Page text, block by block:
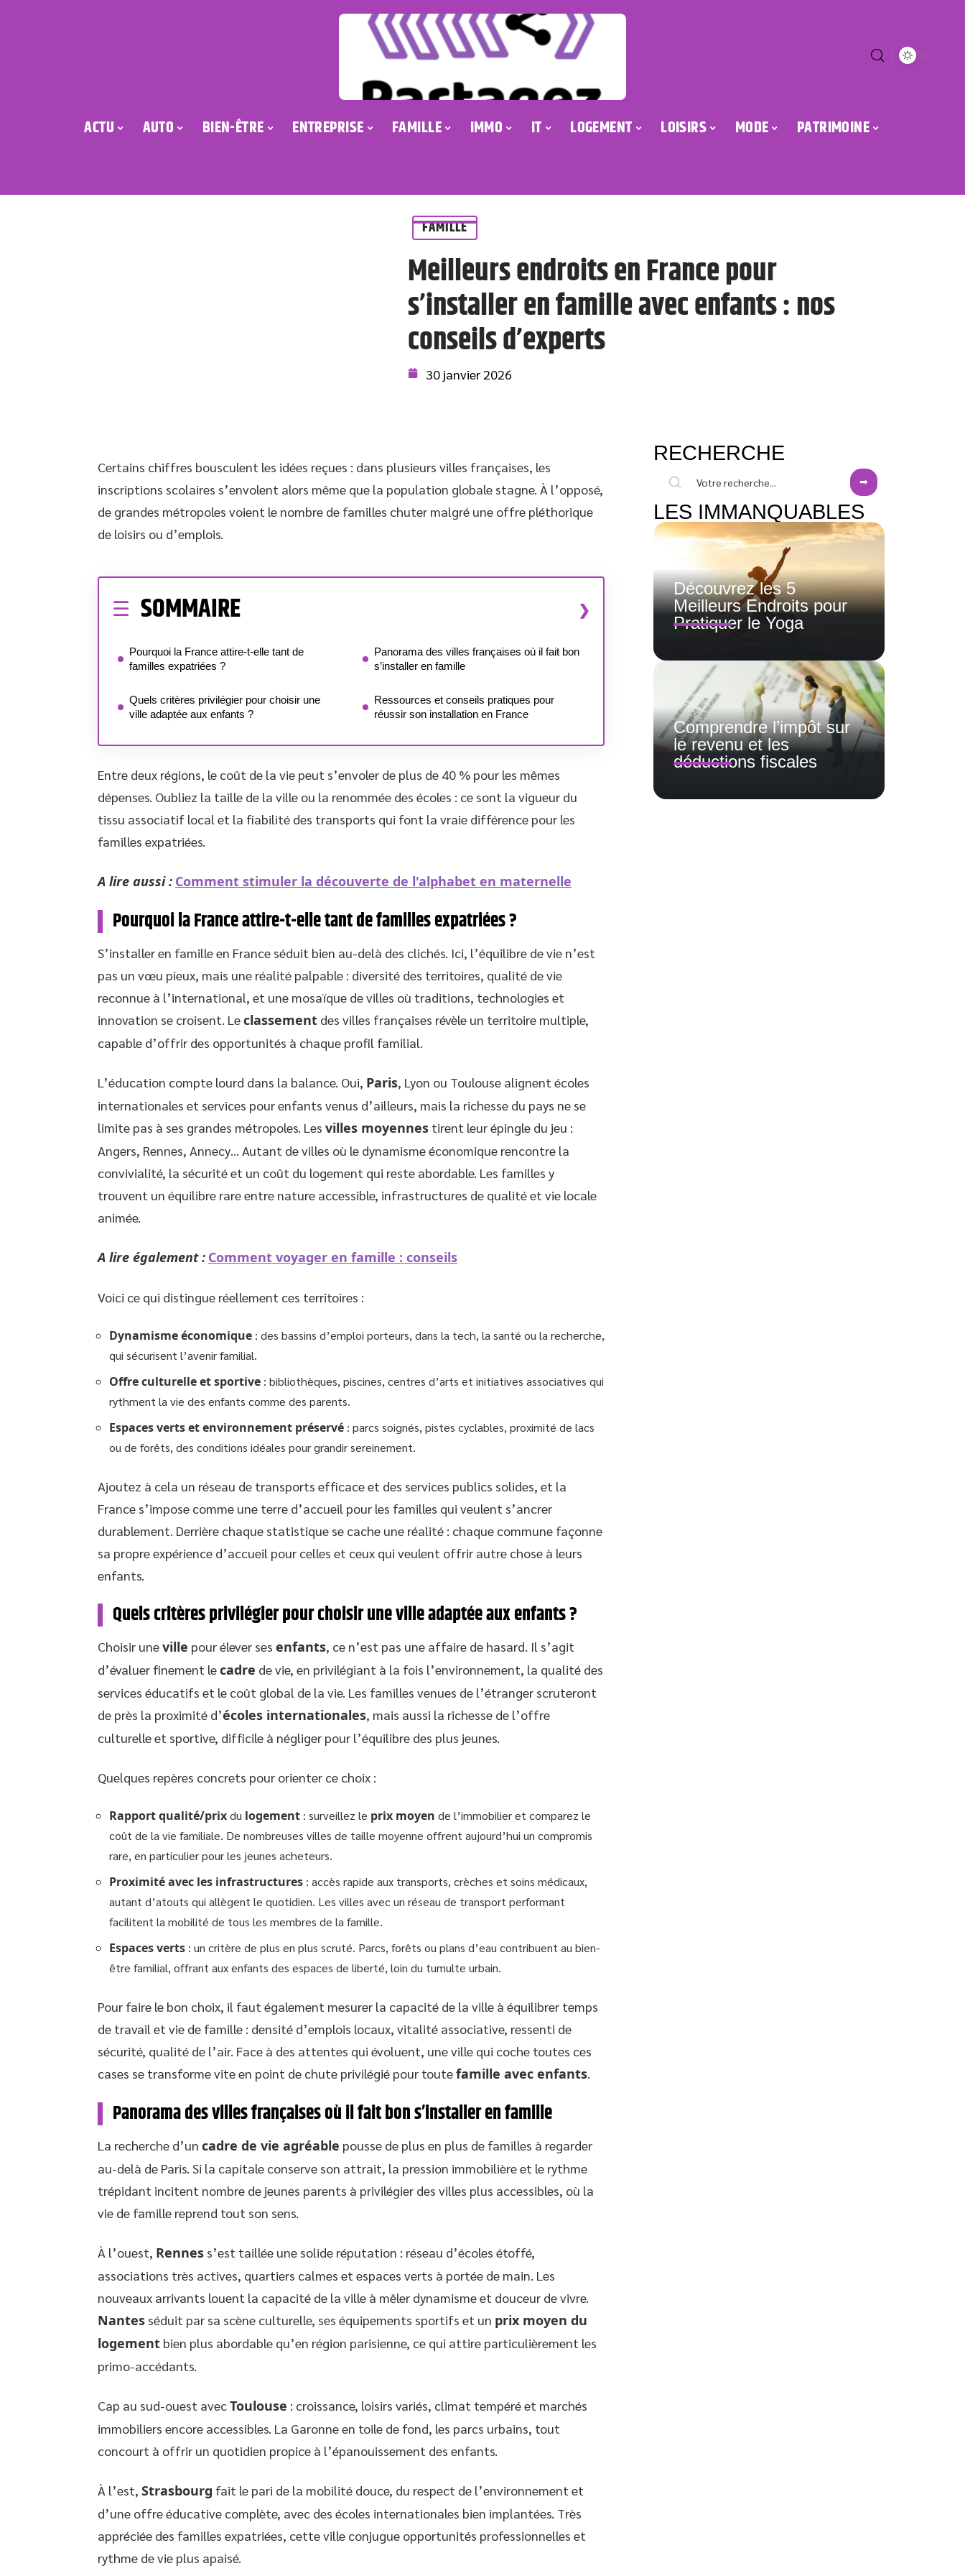
ACTU AUTO BIEN-ÊTRE ENTREPRISE FAMILLE IMMO IT LOGEMENT LOISIRS MODE PATRIMOINE
FAMILLE
Meilleurs endroits en France pour
s’installer en famille avec enfants : nos
conseils d’experts
30 janvier 2026
Certains chiffres bousculent les idées reçues : dans plusieurs villes françaises, les
inscriptions scolaires s’envolent alors même que la population globale stagne. À l’opposé,
de grandes métropoles voient le nombre de familles chuter malgré une offre pléthorique
de loisirs ou d’emplois.
SOMMAIRE
Pourquoi la France attire-t-elle tant de
familles expatriées ?
Quels critères privilégier pour choisir une
ville adaptée aux enfants ?
Panorama des villes françaises où il fait bon
s’installer en famille
Ressources et conseils pratiques pour
réussir son installation en France
Entre deux régions, le coût de la vie peut s’envoler de plus de 40 % pour les mêmes
dépenses. Oubliez la taille de la ville ou la renommée des écoles : ce sont la vigueur du
tissu associatif local et la fiabilité des transports qui font la vraie différence pour les
familles expatriées.
A lire aussi : Comment stimuler la découverte de l'alphabet en maternelle
Pourquoi la France attire-t-elle tant de familles expatriées ?
S’installer en famille en France séduit bien au-delà des clichés. Ici, l’équilibre de vie n’est
pas un vœu pieux, mais une réalité palpable : diversité des territoires, qualité de vie
reconnue à l’international, et une mosaïque de villes où traditions, technologies et
innovation se croisent. Leclassement des villes françaises révèle un territoire multiple,
capable d’offrir des opportunités à chaque profil familial.
L’éducation compte lourd dans la balance. Oui, Paris, Lyon ou Toulouse alignent écoles
internationales et services pour enfants venus d’ailleurs, mais la richesse du pays ne se
limite pas à ses grandes métropoles. Les villes moyennes tirent leur épingle du jeu :
Angers, Rennes, Annecy… Autant de villes où le dynamisme économique rencontre la
convivialité, la sécurité et un coût du logement qui reste abordable. Les familles y
trouvent un équilibre rare entre nature accessible, infrastructures de qualité et vie locale
animée.
A lire également : Comment voyager en famille : conseils
Voici ce qui distingue réellement ces territoires :
Dynamisme économique : des bassins d’emploi porteurs, dans la tech, la santé ou la recherche,
qui sécurisent l’avenir familial.
Offre culturelle et sportive : bibliothèques, piscines, centres d’arts et initiatives associatives qui
rythment la vie des enfants comme des parents.
Espaces verts et environnement préservé : parcs soignés, pistes cyclables, proximité de lacs
ou de forêts, des conditions idéales pour grandir sereinement.
Ajoutez à cela un réseau de transports efficace et des services publics solides, et la
France s’impose comme une terre d’accueil pour les familles qui veulent s’ancrer
durablement. Derrière chaque statistique se cache une réalité : chaque commune façonne
sa propre expérience d’accueil pour celles et ceux qui veulent offrir autre chose à leurs
enfants.
Quels critères privilégier pour choisir une ville adaptée aux enfants ?
Choisir uneville pour élever ses enfants, ce n’est pas une affaire de hasard. Il s’agit
d’évaluer finement lecadre de vie, en privilégiant à la fois l’environnement, la qualité des
services éducatifs et le coût global de la vie. Les familles venues de l’étranger scruteront
de près la proximité d’écoles internationales, mais aussi la richesse de l’offre
culturelle et sportive, difficile à négliger pour l’équilibre des plus jeunes.
Quelques repères concrets pour orienter ce choix :
Rapport qualité/prixdu logement : surveillez le prix moyen de l’immobilier et comparez le
coût de la vie familiale. De nombreuses villes de taille moyenne offrent aujourd’hui un compromis
rare, en particulier pour les jeunes acheteurs.
Proximité avec les infrastructures : accès rapide aux transports, crèches et soins médicaux,
autant d’atouts qui allègent le quotidien. Les villes avec un réseau de transport performant
facilitent la mobilité de tous les membres de la famille.
Espaces verts : un critère de plus en plus scruté. Parcs, forêts ou plans d’eau contribuent au bien-
être familial, offrant aux enfants des espaces de liberté, loin du tumulte urbain.
Pour faire le bon choix, il faut également mesurer la capacité de la ville à équilibrer temps
de travail et vie de famille : densité d’emplois locaux, vitalité associative, ressenti de
sécurité, qualité de l’air. Face à des attentes qui évoluent, une ville qui coche toutes ces
cases se transforme vite en point de chute privilégié pour toutefamille avec enfants
Panorama des villes françaises où il fait bon s’installer en famille
La recherche d’un cadre de vie agréable pousse de plus en plus de familles à regarder
au-delà de Paris. Si la capitale conserve son attrait, la pression immobilière et le rythme
trépidant incitent nombre de jeunes parents à privilégier des villes plus accessibles, où la
vie de famille reprend tout son sens.
À l’ouest, Rennes s’est taillée une solide réputation : réseau d’écoles étoffé,
associations très actives, quartiers calmes et espaces verts à portée de main. Les
nouveaux arrivants louent la capacité de la ville à mêler dynamisme et douceur de vivre.
Nantes séduit par sa scène culturelle, ses équipements sportifs et un prix moyen du
logement bien plus abordable qu’en région parisienne, ce qui attire particulièrement les
primo-accédants.
Cap au sud-ouest avecToulouse : croissance, loisirs variés, climat tempéré et marchés
immobiliers encore accessibles. La Garonne en toile de fond, les parcs urbains, tout
concourt à offrir un quotidien propice à l’épanouissement des enfants.
À l’est, Strasbourg fait le pari de la mobilité douce, du respect de l’environnement et
d’une offre éducative complète, avec des écoles internationales bien implantées. Très
appréciée des familles expatriées, cette ville conjugue opportunités professionnelles et
rythme de vie plus apaisé.
RECHERCHE
LES IMMANQUABLES
Découvrez les 5
Meilleurs Endroits pour
Pratiquer le Yoga
Comprendre l’impôt sur
le revenu et les
déductions fiscales